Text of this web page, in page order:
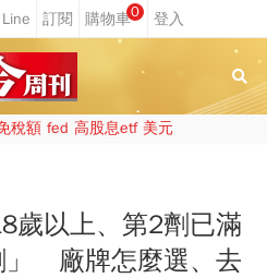
0
稅額 fed 高股息etf 美元
歲以上、第2劑已滿
」 廠牌怎麼選、去